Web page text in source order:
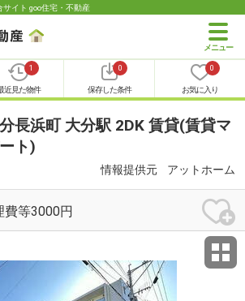
サイト goo住宅・不動産
1
近見た物件
0
保存した条件
0
お気に入り
長浜町 大分駅 2DK 賃貸(賃貸マ
ト)
情報提供元 アットホーム
等3000円